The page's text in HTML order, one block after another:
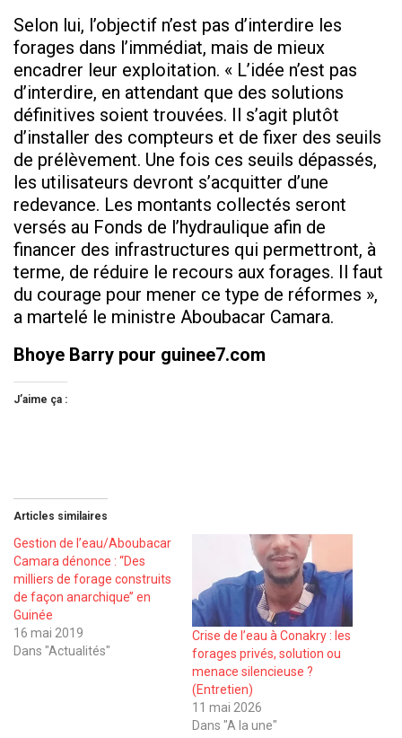
Selon lui, l’objectif n’est pas d’interdire les
forages dans l’immédiat, mais de mieux
encadrer leur exploitation. « L’idée n’est pas
d’interdire, en attendant que des solutions
définitives soient trouvées. Il s’agit plutôt
d’installer des compteurs et de fixer des seuils
de prélèvement. Une fois ces seuils dépassés,
les utilisateurs devront s’acquitter d’une
redevance. Les montants collectés seront
versés au Fonds de l’hydraulique afin de
financer des infrastructures qui permettront, à
terme, de réduire le recours aux forages. Il faut
du courage pour mener ce type de réformes »,
a martelé le ministre Aboubacar Camara.
Bhoye Barry pour guinee7.com
J’aime ça :
Articles similaires
Gestion de l’eau/Aboubacar
Camara dénonce : ‘‘Des
milliers de forage construits
de façon anarchique’’ en
Guinée
16 mai 2019
Dans "Actualités"
Crise de l’eau à Conakry : les
forages privés, solution ou
menace silencieuse ?
(Entretien)
11 mai 2026
Dans "A la une"